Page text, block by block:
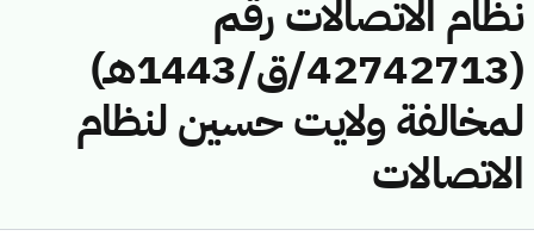
نظام الاتصالات رقم
(42742713/ق/1443هـ)
لمخالفة ولايت حسين لنظام
الاتصالات